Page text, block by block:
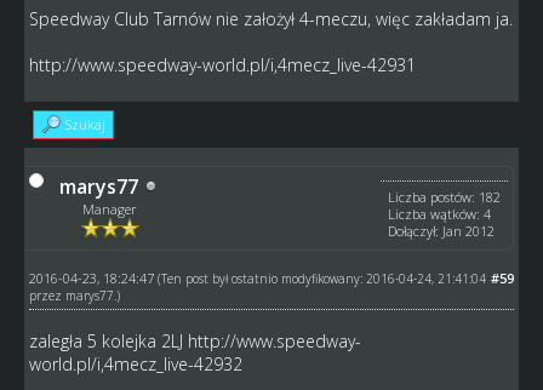
Speedway Club Tarnów nie założył 4-meczu, więc zakładam ja.
http://www.speedway-world.pl/i,4mecz_live-42931
Szukaj
marys77
Manager
Liczba postów: 182
Liczba wątków: 4
Dołączył: Jan 2012
#59
2016-04-23, 18:24:47 (Ten post był ostatnio modyfikowany: 2016-04-24, 21:41:04
przez marys77 .)
zaległa 5 kolejka 2LJ http://www.speedway-
world.pl/i,4mecz_live-42932